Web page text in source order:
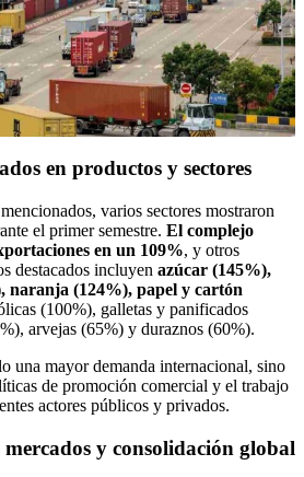
en productos y sectores
varios sectores mostraron
el primer semestre. El complejo
en un 109%, y otros
destacados incluyen azúcar (145%),
naranja (124%), papel y cartón
(100%), galletas y panificados
arvejas (65%) y duraznos (60%).
una mayor demanda internacional, sino
de promoción comercial y el trabajo
actores públicos y privados.
y consolidación global